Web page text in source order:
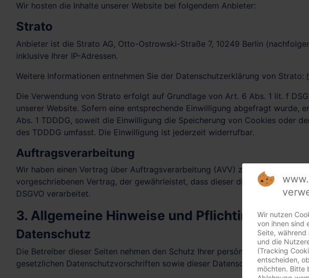
Wir hosten die Inhalte unserer Website bei folgendem Anbieter:
Strato
Anbieter ist die Strato AG, Otto-Ostrowski-Straße 7, 10249 Berlin
inklusive Ihrer IP-Adressen.
Weitere Informationen entnehmen Sie der Datenschutzerklärung von Strato:
Die Verwendung von Strato erfolgt auf Grundlage von Art. 6 Abs. 1 lit. f
unserer Website. Sofern eine entsprechende Einwilligung abgefragt wurde,
Abs. 1 TDDDG, soweit die Einwilligung die Speicherung von Cookies oder
des TDDDG umfasst. Die Einwilligung ist jederzeit widerrufbar.
Auftragsverarbeitung
Wir haben einen Vertrag über Auftragsverarbeitung (AVV) zur Nutzung des
vorgeschriebenen Vertrag, der gewährleistet, dass dieser die
DSGVO verarbeitet.
3. Allgemeine Hinweise und
Datenschutz
Die Betreiber dieser Seiten nehmen den Schutz Ihrer persönlichen Daten
gesetzlichen Datenschutzvorschriften sowie dieser Datenschutzerklärung.
Wir nutzen
von ihnen sind
Seite, während
und die
(Tracking
entscheiden,
möchten. Bitte